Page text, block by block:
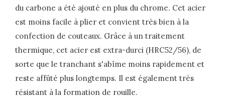
du carbone a été ajouté en plus du chrome. Cet acier
est moins facile à plier et convient très bien à la
confection de couteaux. Grâce à un traitement
thermique, cet acier est extra-durci (HRC52/56), de
sorte que le tranchant s'abîme moins rapidement et
reste affûté plus longtemps. Il est également très
résistant à la formation de rouille.